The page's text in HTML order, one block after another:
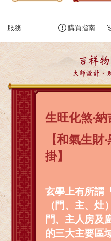
服務 購買指南
吉祥
大師設計，
生旺化煞‧
【和氣生財
掛】
玄學上有所謂
（門、主、灶
門、主人房及
的三大主要區